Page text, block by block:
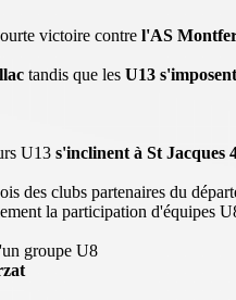
victoire contre l'AS
tandis que les U13
U13 s'inclinent à St Jacques
des clubs partenaires du
la participation d'équipes
groupe U8